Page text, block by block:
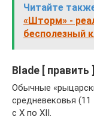
Читайте
«Шторм» -
бесполезный
Blade [ править ]
Обычные
средневековья
с X по XII.